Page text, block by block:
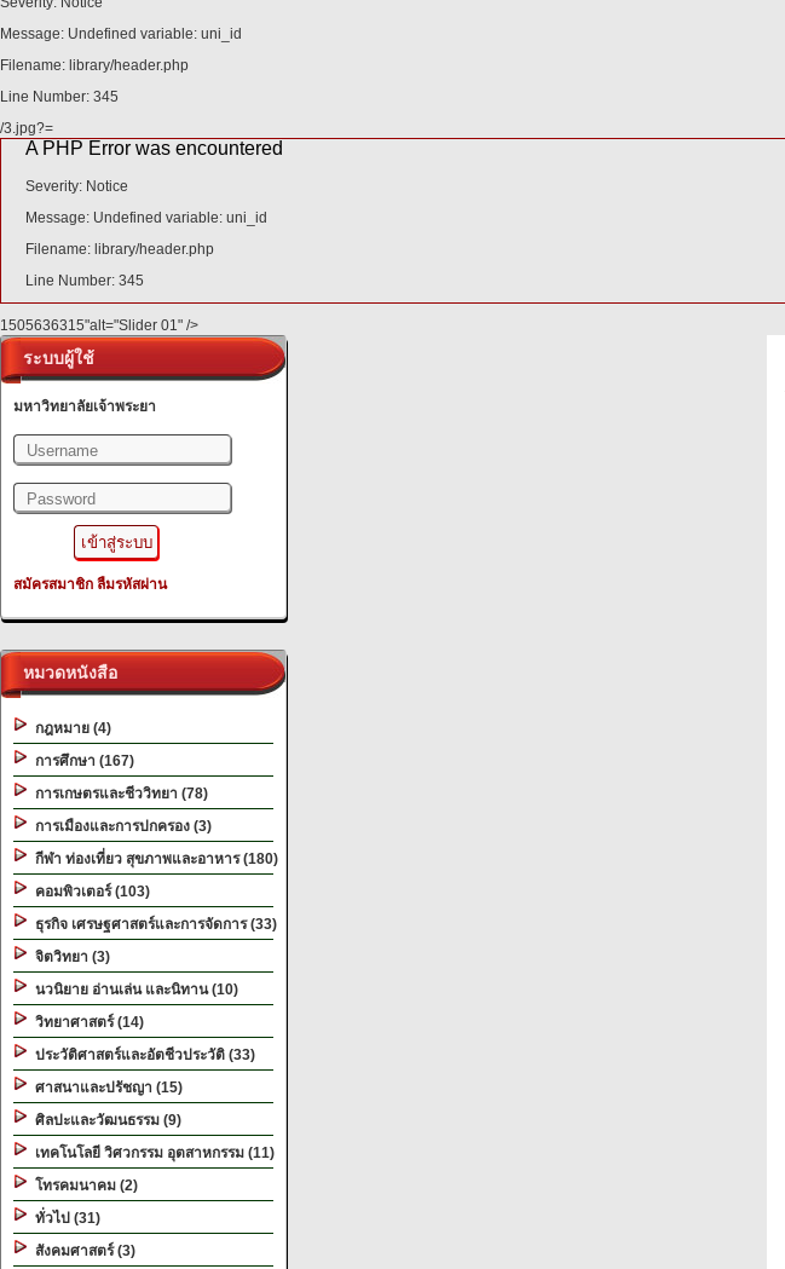
Message: Undefined variable: uni_id
Filename: library/header.php
Line Number: 345
/3.jpg?=
A PHP Error was encountered
Severity: Notice
Message: Undefined variable: uni_id
Filename: library/header.php
Line Number: 345
1505636315"alt="Slider 01" />
ระบบผู้ใช้
มหาวิทยาลัยเจ้าพระยา
สมัครสมาชิก ลืมรหัสผ่าน
หมวดหนังสือ
กฎหมาย (4)
การศึกษา (167)
การเกษตรและชีววิทยา (78)
การเมืองและการปกครอง (3)
กีฬา ท่องเที่ยว สุขภาพและอาหาร (180)
คอมพิวเตอร์ (103)
ธุรกิจ เศรษฐศาสตร์และการจัดการ (33)
จิตวิทยา (3)
นวนิยาย อ่านเล่น และนิทาน (10)
วิทยาศาสตร์ (14)
ประวัติศาสตร์และอัตชีวประวัติ (33)
ศาสนาและปรัชญา (15)
ศิลปะและวัฒนธรรม (9)
เทคโนโลยี วิศวกรรม อุตสาหกรรม (11)
โทรคมนาคม (2)
ทั่วไป (31)
สังคมศาสตร์ (3)